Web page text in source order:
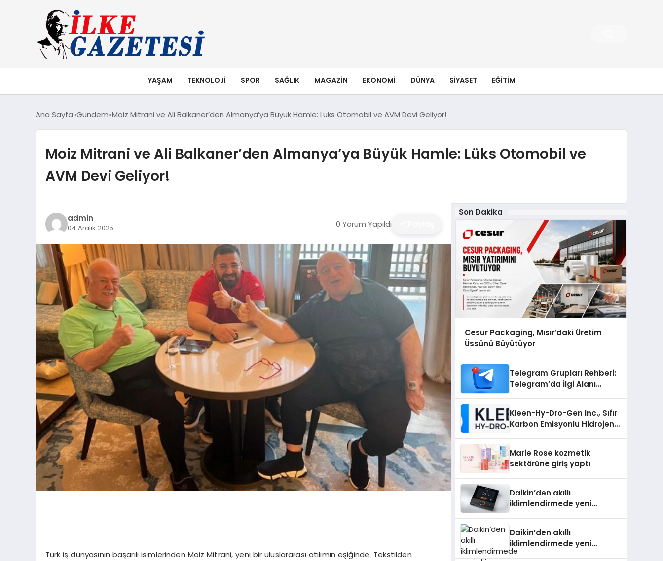
YAŞAM TEKNOLOJI SPOR SAĞLIK MAGAZIN EKONOMI DÜNYA SIYASET EĞITIM
Ana Sayfa Gündem Moiz Mitrani ve Ali Balkaner’den Almanya’ya Büyük Hamle: Lüks Otomobil ve AVM Devi Geliyor!
Moiz Mitrani ve Ali Balkaner’den Almanya’ya Büyük Hamle: Lüks Otomobil ve
AVM Devi Geliyor!
admin
04 Aralık 2025 0 Yorum Yapıldı
Türk iş dünyasının başarılı isimlerinden Moiz Mitrani, yeni bir uluslararası atılımın eşiğinde. Tekstilden
Son Dakika
Cesur Packaging, Mısır’daki Üretim
Üssünü Büyütüyor
Telegram Grupları Rehberi:
Telegram’da İlgi Alanı
Kleen-Hy-Dro-Gen Inc., Sıfır
Karbon Emisyonlu Hidrojen
Aldı
Marie Rose kozmetik
sektörüne giriş yaptı
Daikin’den akıllı
iklimlendirmede yeni
Daikin’den akıllı
iklimlendirmede yeni
dönem: Madoka Plus